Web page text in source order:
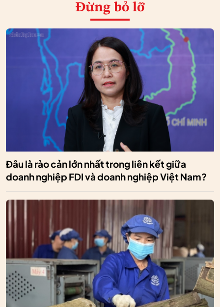
Đừng bỏ lỡ
Đâu là rào cản lớn nhất trong liên kết giữa
doanh nghiệp FDI và doanh nghiệp Việt Nam?